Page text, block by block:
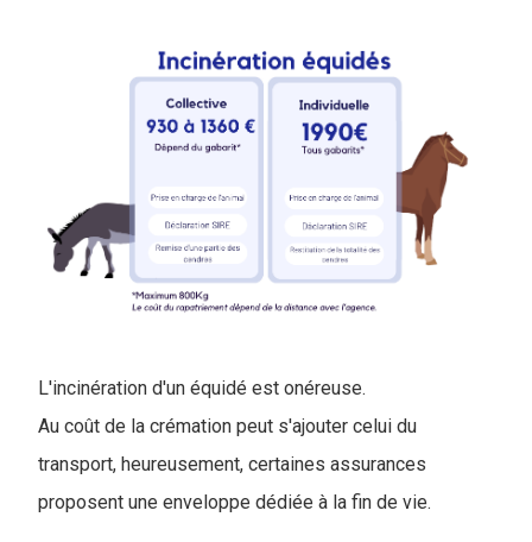
L'incinération d'un équidé est onéreuse.
Au coût de la crémation peut s'ajouter celui du
transport, heureusement, certaines assurances
proposent une enveloppe dédiée à la fin de vie.